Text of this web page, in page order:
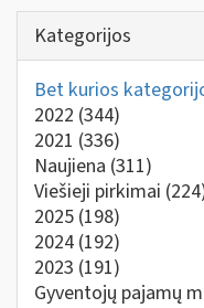
Kategorijos
Bet kurios
2022 (344)
2021 (336)
Naujiena (311)
Viešieji pirkimai
2025 (198)
2024 (192)
2023 (191)
Gyventojų pajamų